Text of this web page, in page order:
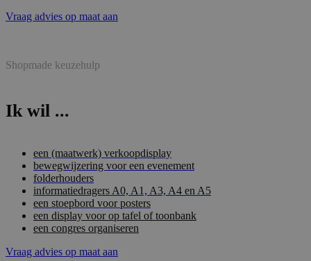
Vraag advies op maat aan
Shopmade keuzehulp
Ik wil ...
een (maatwerk) verkoopdisplay
bewegwijzering voor een evenement
folderhouders
informatiedragers A0, A1, A3, A4 en A5
een stoepbord voor posters
een display voor op tafel of toonbank
een congres organiseren
Vraag advies op maat aan